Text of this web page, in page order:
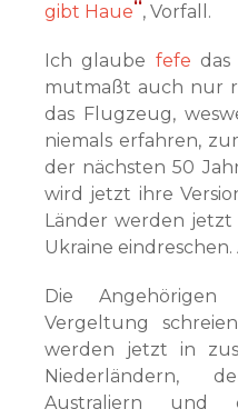
gibt Haue , Vorfall.
Ich glaube fefe
mutmaßt auch nur
das Flugzeug,
niemals erfahren,
der nächsten 50
wird jetzt ihre
Länder werden
Ukraine eindreschen.
Die
Vergeltung
werden jetzt in
Niederländern,
Australiern und